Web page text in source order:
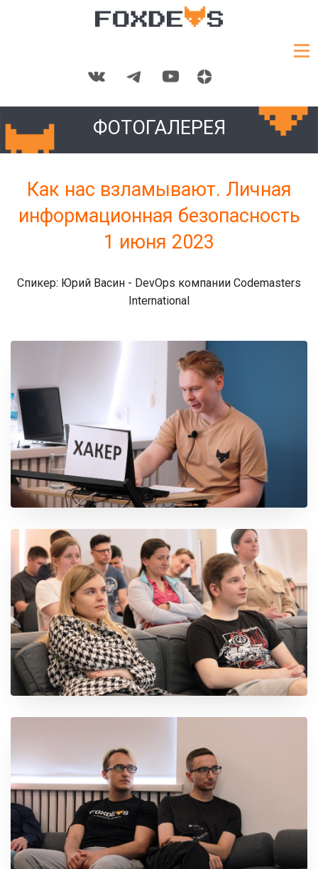
ФОТОГАЛЕРЕЯ
Как нас взламывают. Личная
информационная безопасность
1 июня 2023
Спикер: Юрий Васин - DevOps компании Codemasters
International